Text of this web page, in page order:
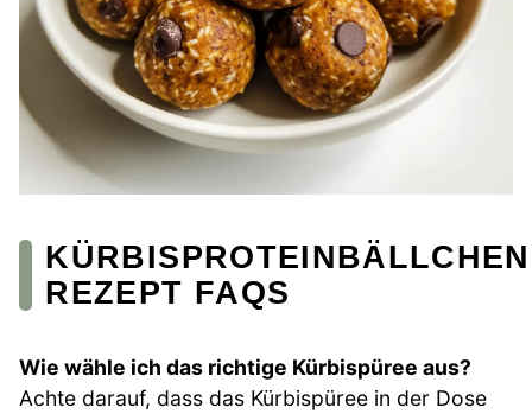
KÜRBISPROTEINBÄLLCHEN
REZEPT FAQS
Wie wähle ich das richtige Kürbispüree aus?
Achte darauf, dass das Kürbispüree in der Dose